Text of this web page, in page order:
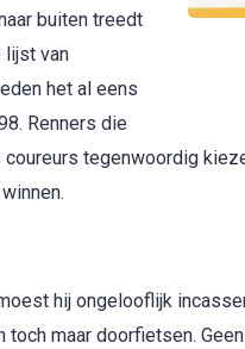
buiten treedt
lijst van
het al eens
Renners die
tegenwoordig
hij ongelooflijk
maar doorfietsen.